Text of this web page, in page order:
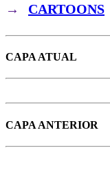
→ CARTOONS
CAPA ATUAL
CAPA ANTERIOR